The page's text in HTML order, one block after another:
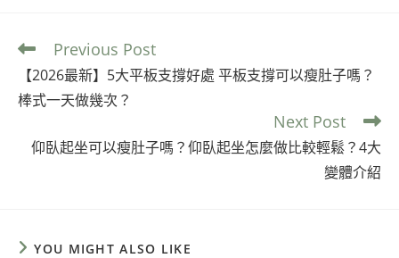
Previous Post
【2026最新】5大平板支撐好處 平板支撐可以瘦肚子嗎？
棒式一天做幾次？
Next Post
仰臥起坐可以瘦肚子嗎？仰臥起坐怎麼做比較輕鬆？4大
變體介紹
YOU MIGHT ALSO LIKE